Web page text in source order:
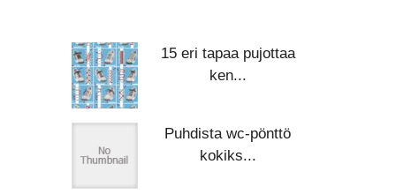
15 eri tapaa pujottaa
ken...
Puhdista wc-pönttö
kokiks...